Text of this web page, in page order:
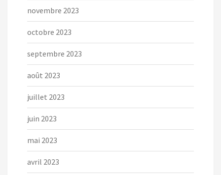
novembre 2023
octobre 2023
septembre 2023
août 2023
juillet 2023
juin 2023
mai 2023
avril 2023